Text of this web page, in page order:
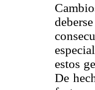
estos
De